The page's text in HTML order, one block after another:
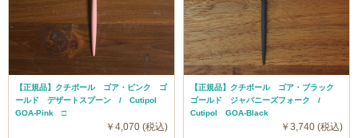
【正規品】クチポール ゴア・ピンク ゴ
ールド デザートスプーン / Cutipol
GOA-Pink □
￥4,070 (税込)
【正規品】クチポール ゴア・ブラック
ゴールド ジャパニーズフォーク /
Cutipol GOA-Black
￥3,740 (税込)